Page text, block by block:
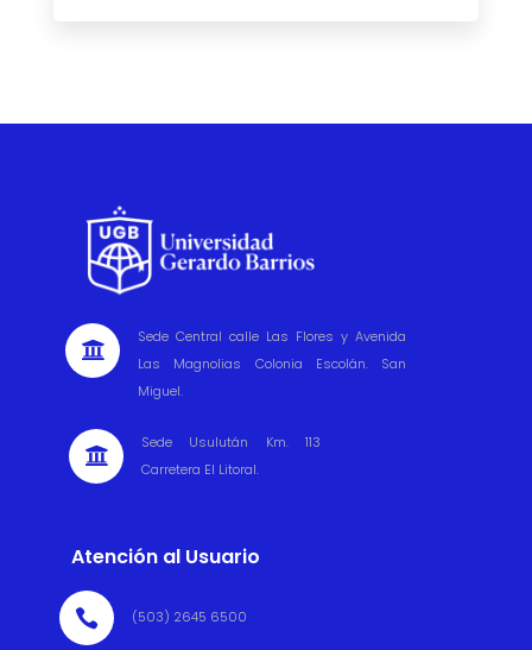

Sede Central calle Las Flores y Avenida
Las Magnolias Colonia Escolán. San
Miguel.

Sede Usulután Km. 113
Carretera El Litoral.
Atención al Usuario
 (503) 2645 6500